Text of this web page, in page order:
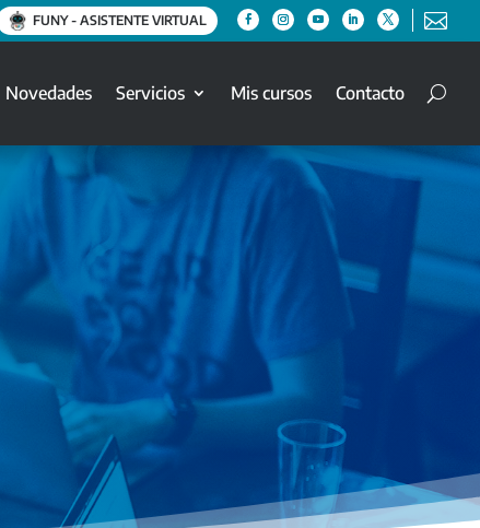
FUNY - ASISTENTE VIRTUAL 
Novedades Servicios Mis cursos Contacto